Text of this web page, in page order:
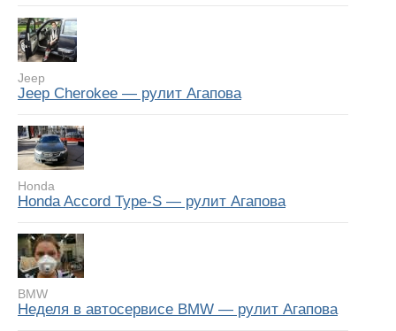
Jeep
Jeep Cherokee — рулит Агапова
Honda
Honda Accord Type-S — рулит Агапова
BMW
Неделя в автосервисе BMW — рулит Агапова